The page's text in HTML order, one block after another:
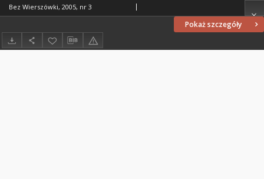
Pokaż szczegóły
Bez Wierszówki, 2005, nr 3